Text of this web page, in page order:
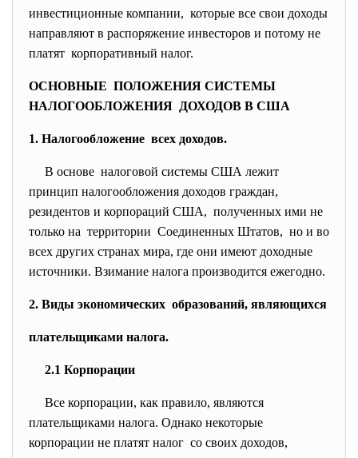
инвестиционные компании, которые все свои доходы
направляют в распоряжение инвесторов и потому не
платят корпоративный налог.
ОСНОВНЫЕ ПОЛОЖЕНИЯ СИСТЕМЫ
НАЛОГООБЛОЖЕНИЯ ДОХОДОВ В США
1. Налогообложение всех доходов.
В основе налоговой системы США лежит
принцип налогообложения доходов граждан,
резидентов и корпораций США, полученных ими не
только на территории Соединенных Штатов, но и во
всех других странах мира, где они имеют доходные
источники. Взимание налога производится ежегодно.
2. Виды экономических образований, являющихся
плательщиками налога.
2.1 Корпорации
Все корпорации, как правило, являются
плательщиками налога. Однако некоторые
корпорации не платят налог со своих доходов,